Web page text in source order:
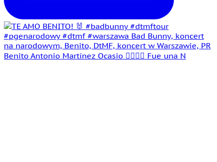
Benito Antonio Martínez Ocasio 🤵‍♂️👰‍♀️ Fue una N